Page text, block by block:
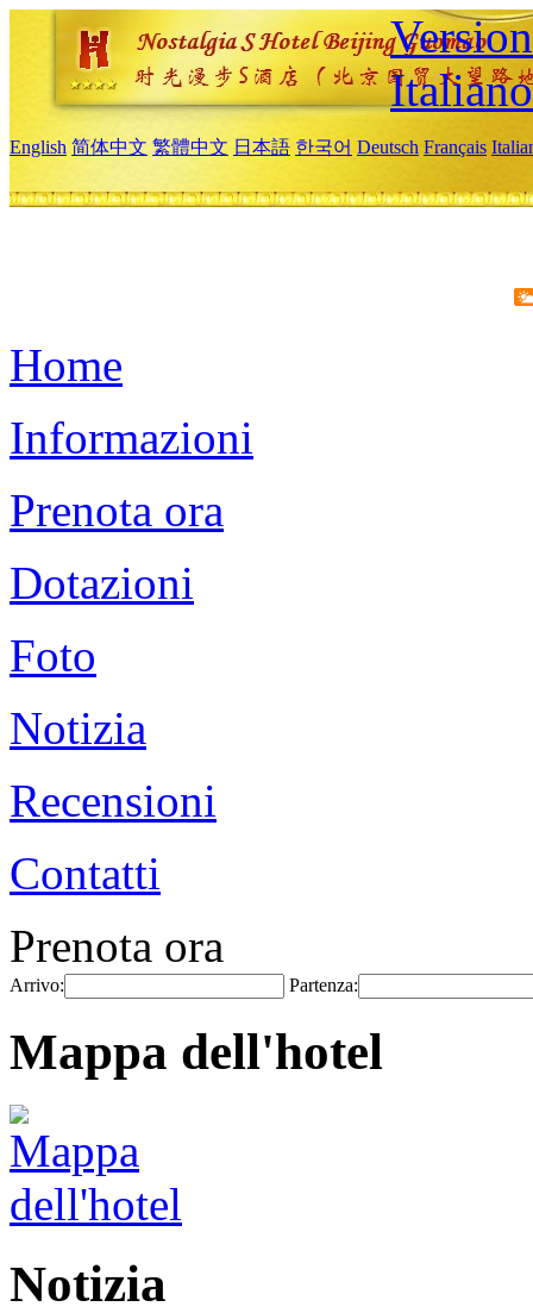
Italiano
English 简体中文 繁體中文 日本語 한국어 Deutsch Français
Home
Informazioni
Prenota ora
Dotazioni
Foto
Notizia
Recensioni
Contatti
Prenota ora
Arrivo: Partenza:
Mappa dell'hotel
Notizia